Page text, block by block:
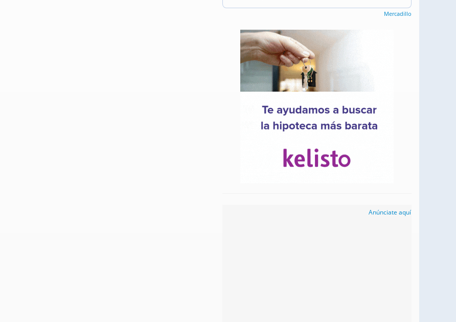
Mercadillo
Anúnciate aquí